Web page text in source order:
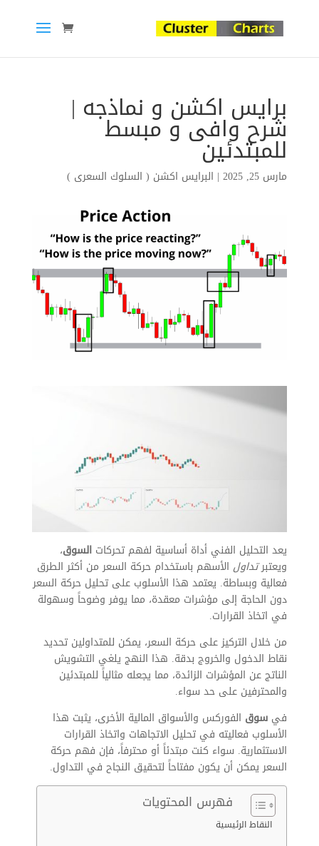
برايس اكشن و نماذجه |
شرح وافى و مبسط
للمبتدئين
مارس 25, 2025 | البرايس اكشن ( السلوك السعرى )
يعد التحليل الفني أداة أساسية لفهم تحركات السوق،
ويعتبرتداول الأسهم باستخدام حركة السعر من أكثر الطرق
فعالية وبساطة. يعتمد هذا الأسلوب على تحليل حركة السعر
دون الحاجة إلى مؤشرات معقدة، مما يوفر وضوحاً وسهولة
في اتخاذ القرارات.
من خلال التركيز على حركة السعر، يمكن للمتداولين تحديد
نقاط الدخول والخروج بدقة. هذا النهج يلغي التشويش
الناتج عن المؤشرات الزائدة، مما يجعله مثالياً للمبتدئين
والمحترفين على حد سواء.
في سوق الفوركس والأسواق المالية الأخرى، يثبت هذا
الأسلوب فعاليته في تحليل الاتجاهات واتخاذ القرارات
الاستثمارية. سواء كنت مبتدئاً أو محترفاً، فإن فهم حركة
السعر يمكن أن يكون مفتاحاً لتحقيق النجاح في التداول.
فهرس المحتويات
النقاط الرئيسية